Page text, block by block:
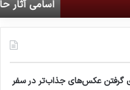
فیلم فجر فردا اعلام می‌شود